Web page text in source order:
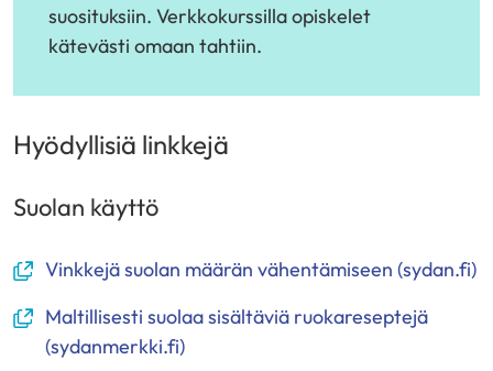
toiseen
suosituksiin. Verkkokurssilla opiskelet
kätevästi omaan tahtiin.
Hyödyllisiä linkkejä
Suolan käyttö
Vinkkejä suolan määrän vähentämiseen (sydan.fi)
(avautuu
ikkunaan,
siirryt
Maltillisesti suolaa sisältäviä ruokareseptejä
(sydanmerkki.fi)
(avautuu
uuteen